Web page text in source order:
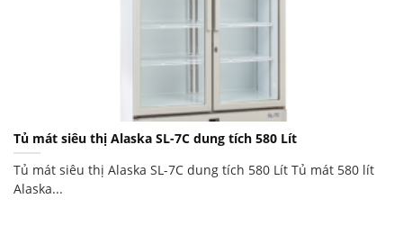
Tủ mát siêu thị Alaska SL-7C dung tích 580 Lít
Tủ mát siêu thị Alaska SL-7C dung tích 580 Lít Tủ mát 580 lít
Alaska...